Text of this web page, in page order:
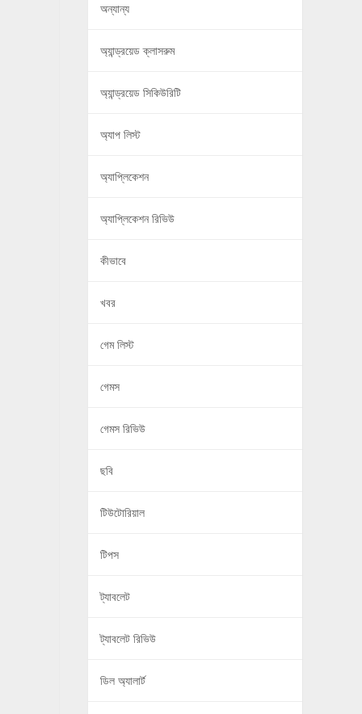
অন্যান্য
অ্যান্ড্রয়েড ক্লাসরুম
অ্যান্ড্রয়েড সিকিউরিটি
অ্যাপ লিস্ট
অ্যাপ্লিকেশন
অ্যাপ্লিকেশন রিভিউ
কীভাবে
খবর
গেম লিস্ট
গেমস
গেমস রিভিউ
ছবি
টিউটোরিয়াল
টিপস
ট্যাবলেট
ট্যাবলেট রিভিউ
ডিল অ্যালার্ট